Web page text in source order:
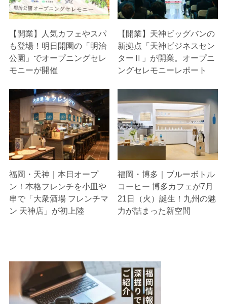
【開業】人気カフェやスパ
も登場！明日開園の「明治
公園」でオープニングセレ
モニーが開催
【開業】天神ビッグバンの
新拠点「天神ビジネスセン
ターⅡ」が開業。オープニ
ングセレモニーレポート
福岡・天神｜本日オープ
ン！本格フレンチを小皿や
串で「大衆酒場 フレンチマ
ン 天神店」が初上陸
福岡・博多｜ブルーボトル
コーヒー 博多カフェが7月
21日（火）誕生！九州の魅
力が詰まった新空間